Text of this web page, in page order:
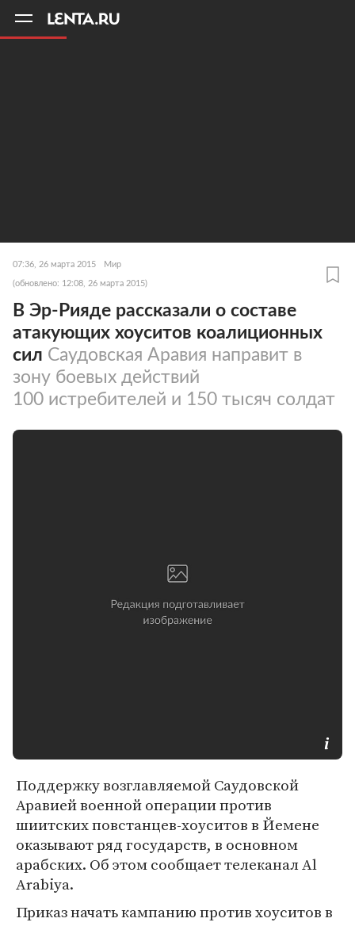
07:36, 26 марта 2015 Мир
(обновлено: 12:08, 26 марта 2015)
В Эр-Рияде рассказали о составе
атакующих хоуситов коалиционных
сил Саудовская Аравия направит в
зону боевых действий
100 истребителей и 150 тысяч солдат
Поддержку возглавляемой Саудовской
Аравией военной операции против
шиитских повстанцев-хоуситов в Йемене
оказывают ряд государств, в основном
арабских. Об этом сообщает телеканал Al
Arabiya.
Приказ начать кампанию против хоуситов в